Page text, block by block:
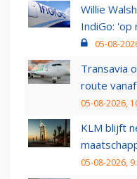
Willie
IndiGo: 'op
05-08-
Transavia
route
05-08-2026,
KLM blijft
05-08-2026,